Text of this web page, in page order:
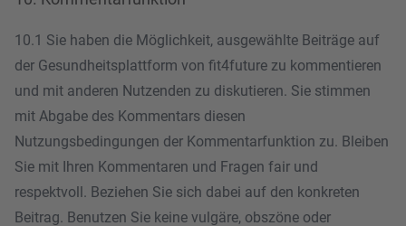
10.1 Sie haben die Möglichkeit, ausgewählte Beiträge auf
der Gesundheitsplattform von fit4future zu kommentieren
und mit anderen Nutzenden zu diskutieren. Sie stimmen
mit Abgabe des Kommentars diesen
Nutzungsbedingungen der Kommentarfunktion zu. Bleiben
Sie mit Ihren Kommentaren und Fragen fair und
respektvoll. Beziehen Sie sich dabei auf den konkreten
Beitrag. Benutzen Sie keine vulgäre, obszöne oder